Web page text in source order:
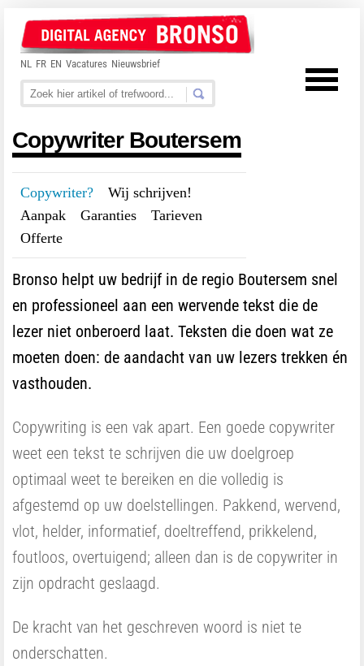
NL FR EN Vacatures Nieuwsbrief
Copywriter Boutersem
Copywriter? Wij schrijven!
Aanpak
Garanties Tarieven
Offerte
Bronso helpt uw bedrijf in de regio Boutersem snel
en professioneel aan een wervende tekst die de
lezer niet onberoerd laat. Teksten die doen wat ze
moeten doen: de aandacht van uw lezers trekken én
vasthouden.
Copywriting is een vak apart. Een goede copywriter
weet een tekst te schrijven die uw doelgroep
optimaal weet te bereiken en die volledig is
afgestemd op uw doelstellingen. Pakkend, wervend,
vlot, helder, informatief, doeltreffend, prikkelend,
foutloos, overtuigend; alleen dan is de copywriter in
zijn opdracht geslaagd.
De kracht van het geschreven woord is niet te
onderschatten.